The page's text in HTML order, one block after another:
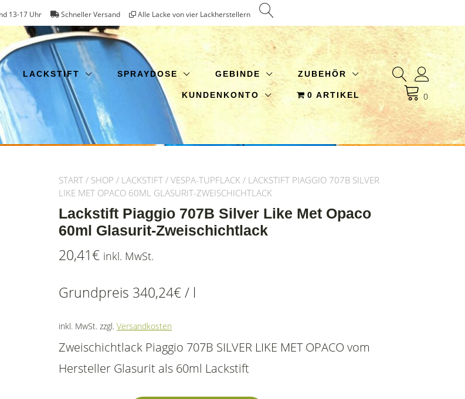
13-17 Uhr Schneller Versand Alle Lacke von vier Lackherstellern
LACKSTIFT SPRAYDOSE GEBINDE ZUBEHÖR
KUNDENKONTO 0 ARTIKEL 0
START / SHOP / LACKSTIFT / VESPA-TUPFLACK / LACKSTIFT PIAGGIO 707B SILVER
LIKE MET OPACO 60ML GLASURIT-ZWEISCHICHTLACK
Lackstift Piaggio 707B Silver Like Met Opaco
60ml Glasurit-Zweischichtlack
20,41€ inkl. MwSt.
Grundpreis 340,24€/ l
inkl. MwSt. zzgl. Versandkosten
Zweischichtlack Piaggio 707B SILVER LIKE MET OPACO vom
Hersteller Glasurit als 60ml Lackstift